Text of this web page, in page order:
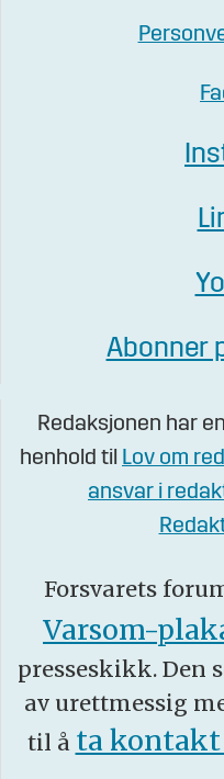
Abonner
Redaksjonen har
henhold til Lov om
ansvar i
Forsvarets
Varsom-
presseskikk. Den
av urettmessig
til å ta kontakt